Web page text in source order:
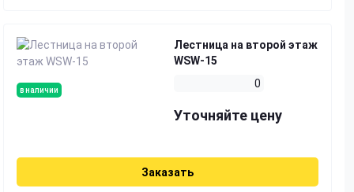
в наличии
Лестница на второй этаж
WSW-15
0
Уточняйте цену
Заказать